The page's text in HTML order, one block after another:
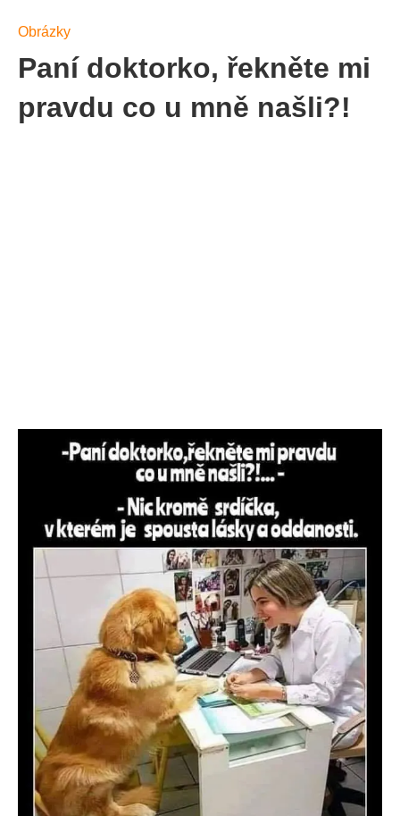
Obrázky
Paní doktorko, řekněte mi
pravdu co u mně našli?!